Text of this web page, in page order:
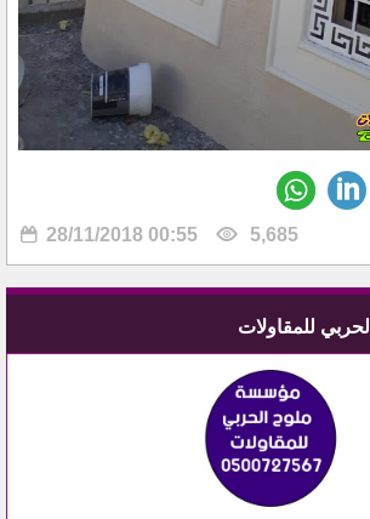
28/11/2018 00:55 5,685
للمقاولات